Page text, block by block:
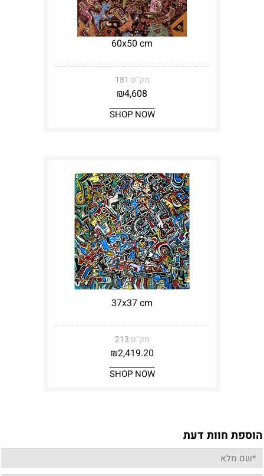
60x50 cm
מק"ט:181
₪4,608
SHOP NOW
37x37 cm
מק"ט:213
₪2,419.20
SHOP NOW
הוספת חוות דעת